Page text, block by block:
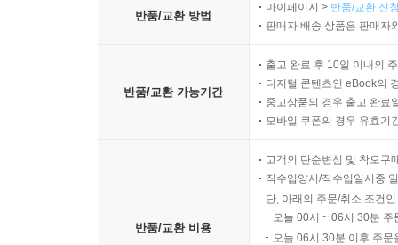
반품/교환 방법
마이페이지 > 반품/교환 신
판매자 배송 상품은 판매자
반품/교환 가능기간
출고 완료 후 10일 이내의
디지털 콘텐츠인 eBook의
중고상품의 경우 출고 완료
모바일 쿠폰의 경우 유효기
반품/교환 비용
고객의 단순변심 및 착오구
직수입양서/직수입일서중
단, 아래의 주문/취소 조건
오늘 00시 ~ 06시 30분
오늘 06시 30분 이후 주